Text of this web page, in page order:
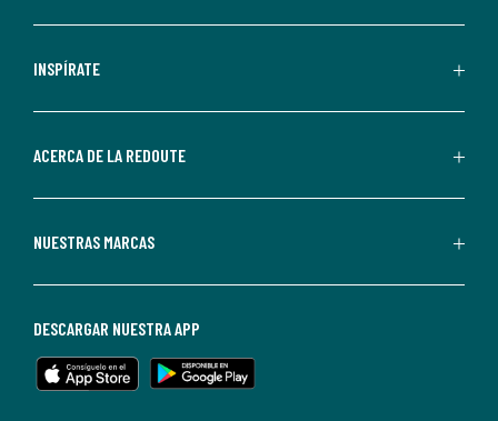
comerciales
personalizadas
parte
Redoute.
de
en
cualquier
INSPÍRATE
ACERCA DE LA REDOUTE
NUESTRAS MARCAS
DESCARGAR NUESTRA APP